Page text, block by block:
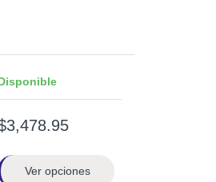
Ver opciones